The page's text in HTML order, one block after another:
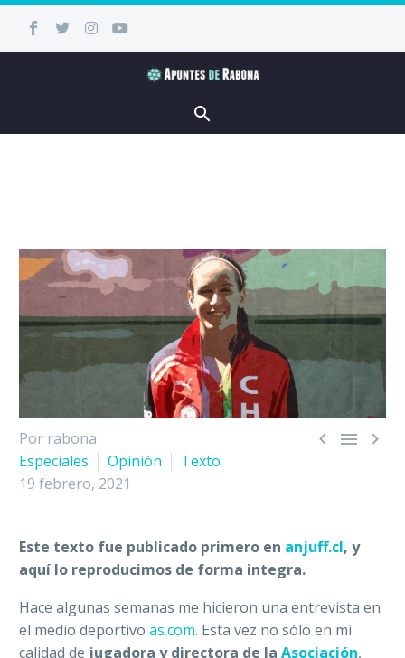
  
Por rabona
Especiales
Opinión
Texto
19 febrero, 2021
Este texto fue publicado primero en anjuff.cl, y
aquí lo reproducimos de forma integra.
Hace algunas semanas me hicieron una entrevista en
el medio deportivo as.com. Esta vez no sólo en mi
calidad de jugadora y directora de la Asociación,